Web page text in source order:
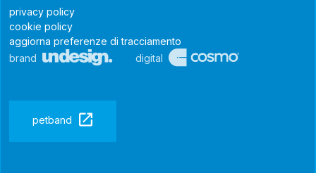
privacy policy
cookie policy
aggiorna preferenze di tracciamento
brand
digital
petband